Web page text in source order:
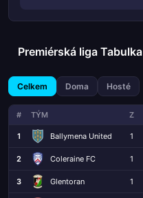
Premiérská liga Tabulka
Celkem Doma Hosté
# TÝM Z
1 Ballymena United 1
2 Coleraine FC 1
3 Glentoran 1